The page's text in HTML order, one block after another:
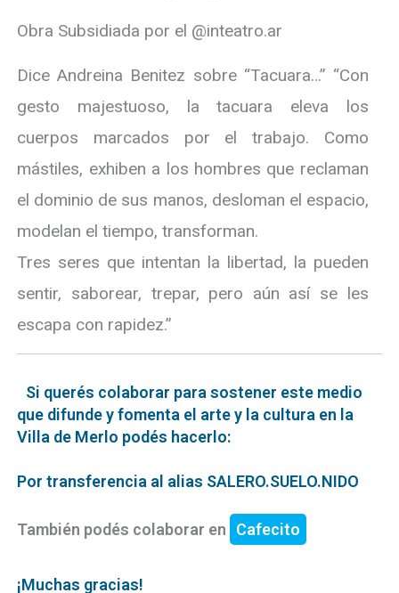
Obra Subsidiada por el @inteatro.ar
Dice Andreina Benitez sobre “Tacuara…” “Con
gesto majestuoso, la tacuara eleva los
cuerpos marcados por el trabajo. Como
mástiles, exhiben a los hombres que reclaman
el dominio de sus manos, desloman el espacio,
modelan el tiempo, transforman.
Tres seres que intentan la libertad, la pueden
sentir, saborear, trepar, pero aún así se les
escapa con rapidez.”
Si querés colaborar para sostener este medio
que difunde y fomenta el arte y la cultura en la
Villa de Merlo podés hacerlo:
Por transferencia al alias SALERO.SUELO.NIDO
También podés colaborar en Cafecito
¡Muchas gracias!